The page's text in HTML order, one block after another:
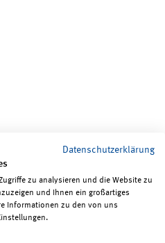
drucken
Datenschutzerklärung
zu analysieren und die Website zu
und Ihnen ein großartiges
Informationen zu den von uns